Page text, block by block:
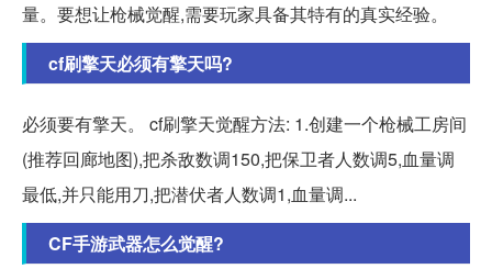
量。要想让枪械觉醒,需要玩家具备其特有的真实经验。
cf刷擎天必须有擎天吗?
必须要有擎天。 cf刷擎天觉醒方法: 1.创建一个枪械工房间
(推荐回廊地图),把杀敌数调150,把保卫者人数调5,血量调
最低,并只能用刀,把潜伏者人数调1,血量调...
CF手游武器怎么觉醒?